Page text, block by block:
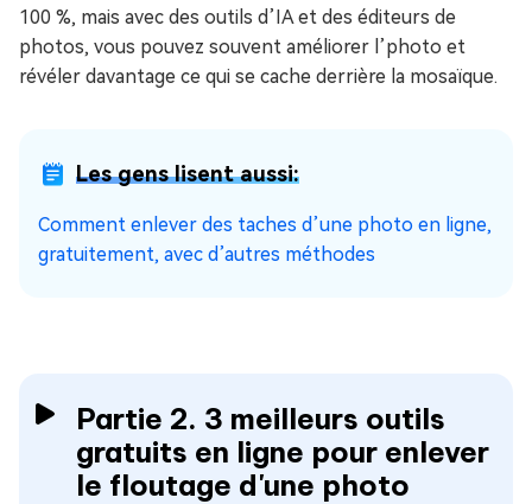
100 %, mais avec des outils d’IA et des éditeurs de
photos, vous pouvez souvent améliorer l’photo et
révéler davantage ce qui se cache derrière la mosaïque.
Les gens lisent aussi:
Comment enlever des taches d’une photo en ligne,
gratuitement, avec d’autres méthodes
Partie 2. 3 meilleurs outils
gratuits en ligne pour enlever
le floutage d'une photo